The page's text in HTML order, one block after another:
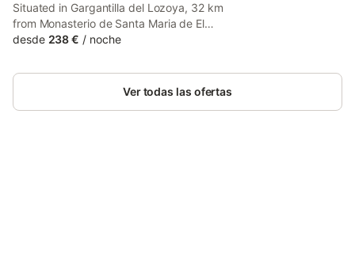
Situated in Gargantilla del Lozoya, 32 km
from Monasterio de Santa Maria de El
Paular, Posada Rural SPA Granja LA
accommodation with a fitness centre,
free private parking, a garden and a
desde 238 € / noche
Ver todas las ofertas